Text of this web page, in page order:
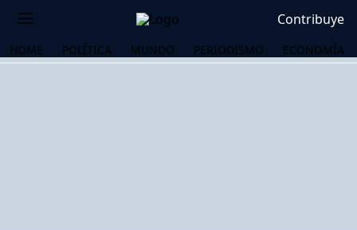
Contribuye
HOME POLÍTICA MUNDO PERIODISMO ECONOMÍA